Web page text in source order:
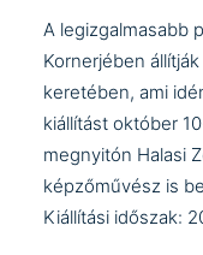
A legizgalmasabb
Kornerjében állítják
keretében, ami
kiállítást október
megnyitón Halasi
képzőművész is
Kiállítási időszak: